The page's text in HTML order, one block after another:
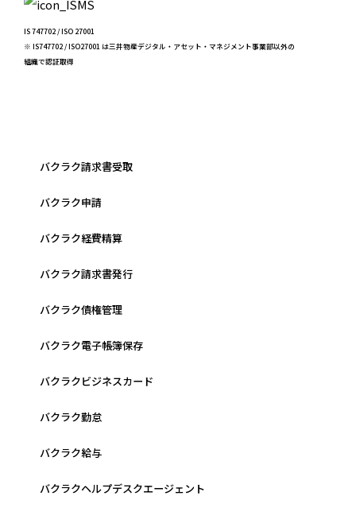
IS 747702 / ISO 27001
※ IS747702 / ISO27001 は三井物産デジタル・アセット・マネジメント事業部以外の
組織で認証取得
バクラク請求書受取
バクラク申請
バクラク経費精算
バクラク請求書発行
バクラク債権管理
バクラク電子帳簿保存
バクラクビジネスカード
バクラク勤怠
バクラク給与
バクラクヘルプデスクエージェント